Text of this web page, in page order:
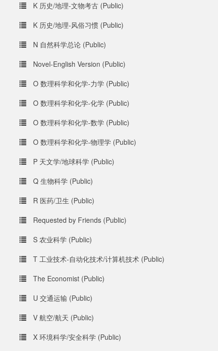
K 历史/地理-文物考古 (Public)
K 历史/地理-风俗习惯 (Public)
N 自然科学总论 (Public)
Novel-English Version (Public)
O 数理科学和化学-力学 (Public)
O 数理科学和化学-化学 (Public)
O 数理科学和化学-数学 (Public)
O 数理科学和化学-物理学 (Public)
P 天文学/地球科学 (Public)
Q 生物科学 (Public)
R 医药/卫生 (Public)
Requested by Friends (Public)
S 农业科学 (Public)
T 工业技术-自动化技术/计算机技术 (Public)
The Economist (Public)
U 交通运输 (Public)
V 航空/航天 (Public)
X 环境科学/安全科学 (Public)